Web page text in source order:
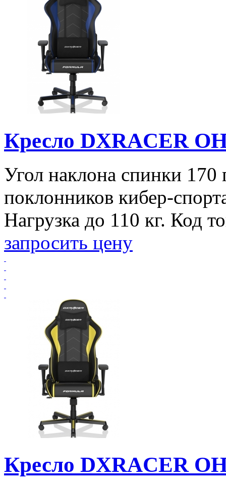
Кресло DXRACER
Угол наклона спинки
поклонников кибер-
Нагрузка до 110 кг. Код
запросить цену
Кресло DXRACER